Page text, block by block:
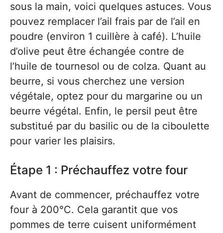
sous la main, voici quelques astuces. Vous
pouvez remplacer l’ail frais par de l’ail en
poudre (environ 1 cuillère à café). L’huile
d’olive peut être échangée contre de
l’huile de tournesol ou de colza. Quant au
beurre, si vous cherchez une version
végétale, optez pour du margarine ou un
beurre végétal. Enfin, le persil peut être
substitué par du basilic ou de la ciboulette
pour varier les plaisirs.
Étape 1 : Préchauffez votre four
Avant de commencer, préchauffez votre
four à 200°C. Cela garantit que vos
pommes de terre cuisent uniformément